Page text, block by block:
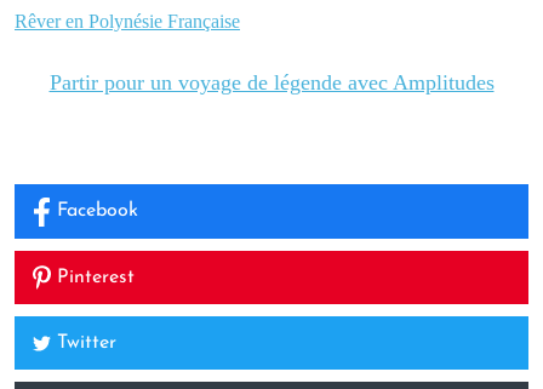
Rêver en Polynésie Française
Partir pour un voyage de légende avec Amplitudes
Facebook
Pinterest
Twitter